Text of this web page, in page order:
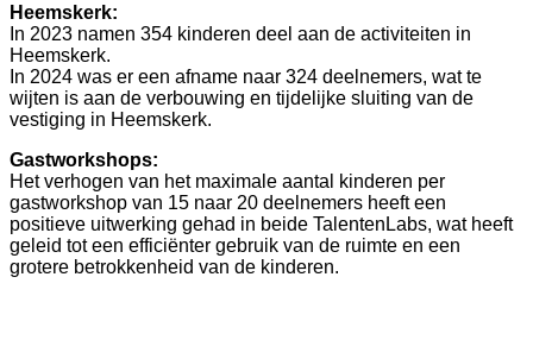
Heemskerk:
In 2023 namen 354 kinderen deel aan de activiteiten in
Heemskerk.
In 2024 was er een afname naar 324 deelnemers, wat te
wijten is aan de verbouwing en tijdelijke sluiting van de
vestiging in Heemskerk.
Gastworkshops:
Het verhogen van het maximale aantal kinderen per
gastworkshop van 15 naar 20 deelnemers heeft een
positieve uitwerking gehad in beide TalentenLabs, wat heeft
geleid tot een efficiënter gebruik van de ruimte en een
grotere betrokkenheid van de kinderen.